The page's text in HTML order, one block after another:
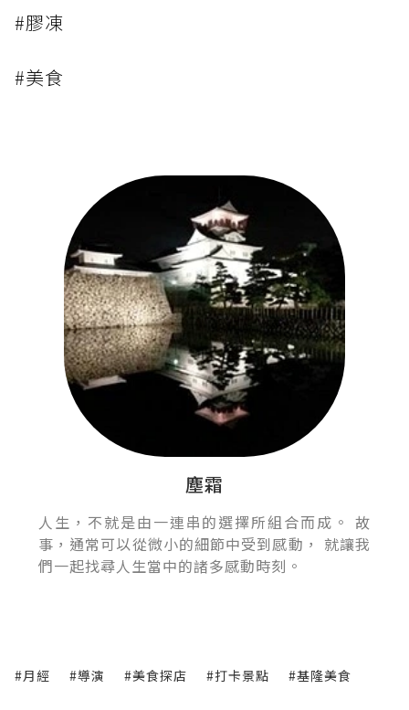
#膠凍
#美食
塵霜
人生，不就是由一連串的選擇所組合而成。 故
事，通常可以從微小的細節中受到感動， 就讓我
們一起找尋人生當中的諸多感動時刻。
#月經 #導演 #美食探店 #打卡景點 #基隆美食